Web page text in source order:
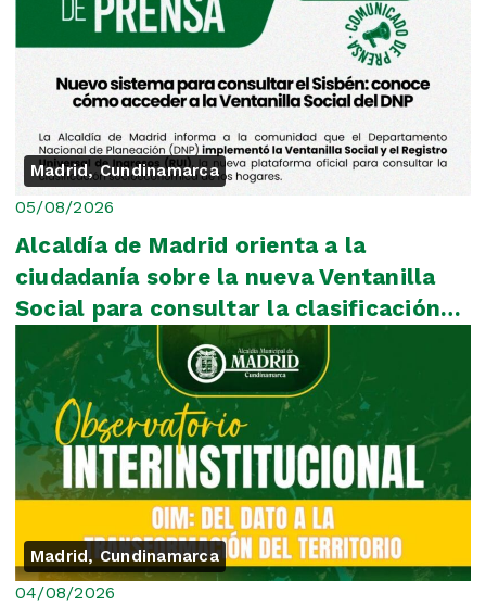
Madrid, Cundinamarca
05/08/2026
Alcaldía de Madrid orienta a la
ciudadanía sobre la nueva Ventanilla
Social para consultar la clasificación
del Sisbén
Madrid, Cundinamarca
04/08/2026